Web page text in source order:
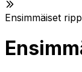
Ensimmäiset